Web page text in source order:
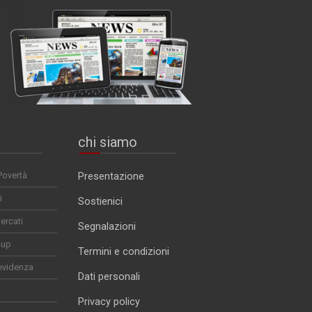
chi siamo
Presentazione
Sostienici
Segnalazioni
Termini e condizioni
Dati personali
Privacy policy